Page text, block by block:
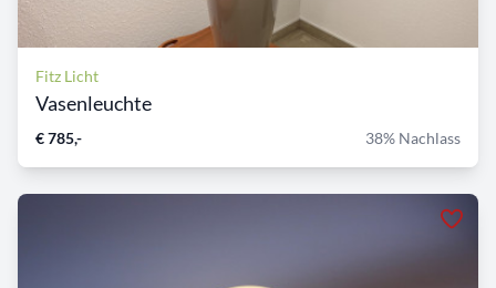
Fitz Licht
Vasenleuchte
€ 785,- 38% Nachlass